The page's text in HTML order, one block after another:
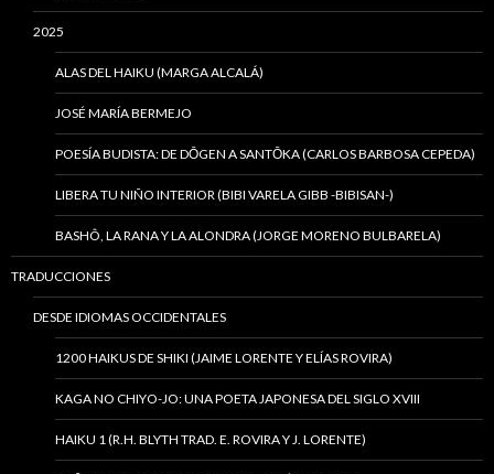
2025
ALAS DEL HAIKU (MARGA ALCALÁ)
JOSÉ MARÍA BERMEJO
POESÍA BUDISTA: DE DŌGEN A SANTŌKA (CARLOS BARBOSA CEPEDA)
LIBERA TU NIÑO INTERIOR (BIBI VARELA GIBB -BIBISAN-)
BASHÔ, LA RANA Y LA ALONDRA (JORGE MORENO BULBARELA)
TRADUCCIONES
DESDE IDIOMAS OCCIDENTALES
1200 HAIKUS DE SHIKI (JAIME LORENTE Y ELÍAS ROVIRA)
KAGA NO CHIYO-JO: UNA POETA JAPONESA DEL SIGLO XVIII
HAIKU 1 (R.H. BLYTH TRAD. E. ROVIRA Y J. LORENTE)